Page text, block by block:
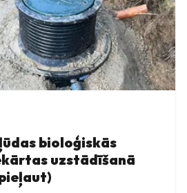
bioloģiskās
uzstādīšanā